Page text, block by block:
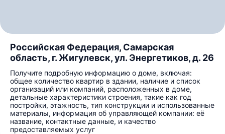
Российская Федерация, Самарская
область, г. Жигулевск, ул. Энергетиков, д. 26
Получите подробную информацию о доме, включая:
общее количество квартир в здании, наличие и список
организаций или компаний, расположенных в доме,
детальные характеристики строения, такие как год
постройки, этажность, тип конструкции и использованные
материалы, информация об управляющей компании: её
название, контактные данные, и качество
предоставляемых услуг